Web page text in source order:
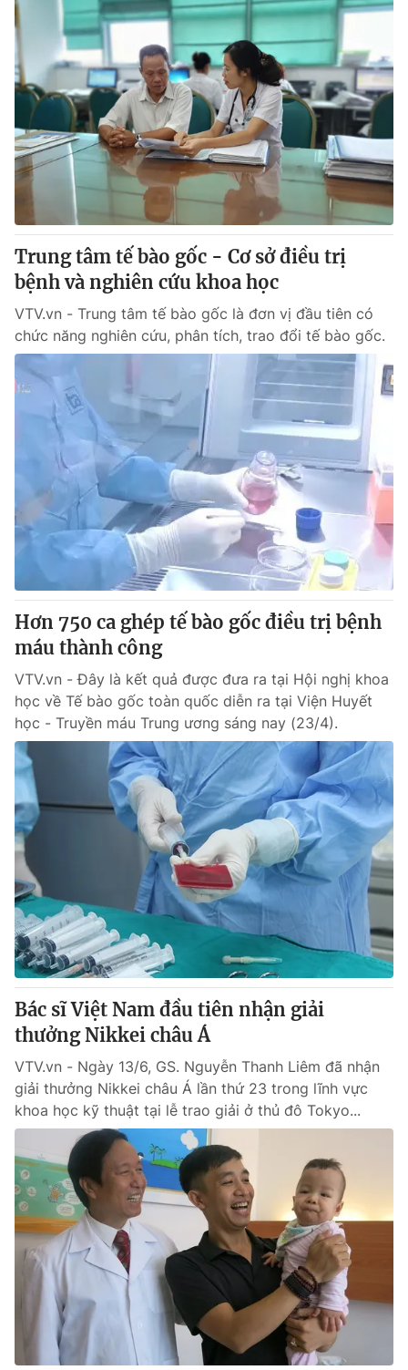
Trung tâm tế bào gốc - Cơ sở điều trị
bệnh và nghiên cứu khoa học
VTV.vn - Trung tâm tế bào gốc là đơn vị đầu tiên có
chức năng nghiên cứu, phân tích, trao đổi tế bào gốc.
Hơn 750 ca ghép tế bào gốc điều trị bệnh
máu thành công
VTV.vn - Đây là kết quả được đưa ra tại Hội nghị khoa
học về Tế bào gốc toàn quốc diễn ra tại Viện Huyết
học - Truyền máu Trung ương sáng nay (23/4).
Bác sĩ Việt Nam đầu tiên nhận giải
thưởng Nikkei châu Á
VTV.vn - Ngày 13/6, GS. Nguyễn Thanh Liêm đã nhận
giải thưởng Nikkei châu Á lần thứ 23 trong lĩnh vực
khoa học kỹ thuật tại lễ trao giải ở thủ đô Tokyo...